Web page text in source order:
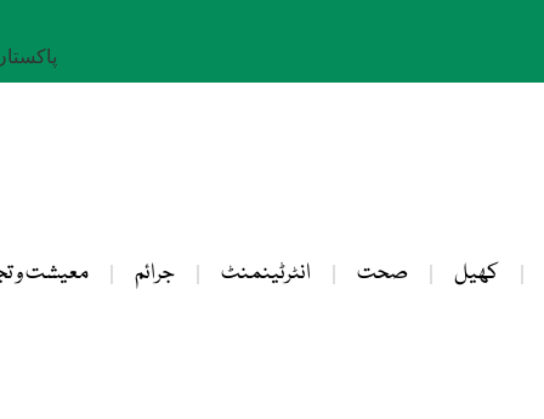
پاکستان: 25
کھیل صحت انٹرٹینمنٹ جرائم معیشت و